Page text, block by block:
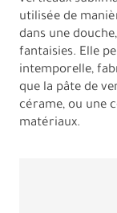
utilisée de
dans une
fantaisies. Elle
intemporelle,
que la pâte de
cérame, ou une
matériaux.